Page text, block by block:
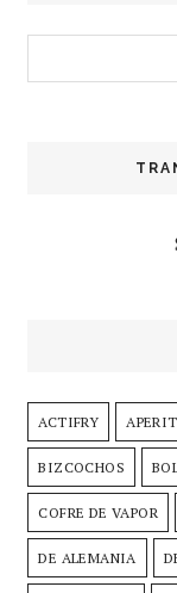
ACTIFRY
BIZCOCHOS
COFRE DE VAPOR
DE ALEMANIA